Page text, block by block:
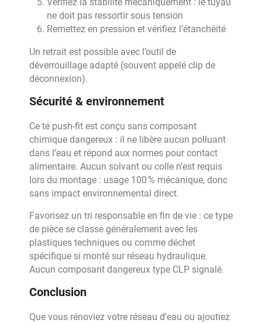
Vérifiez la stabilité mécaniquement : le tuyau
ne doit pas ressortir sous tension
Remettez en pression et vérifiez l’étanchéité
Un retrait est possible avec l’outil de
déverrouillage adapté (souvent appelé clip de
déconnexion).
Sécurité & environnement
Ce té push-fit est conçu sans composant
chimique dangereux : il ne libère aucun polluant
dans l’eau et répond aux normes pour contact
alimentaire. Aucun solvant ou colle n’est requis
lors du montage : usage 100 % mécanique, donc
sans impact environnemental direct.
Favorisez un tri responsable en fin de vie : ce type
de pièce se classe généralement avec les
plastiques techniques ou comme déchet
spécifique si monté sur réseau hydraulique.
Aucun composant dangereux type CLP signalé.
Conclusion
Que vous rénoviez votre réseau d’eau ou ajoutiez